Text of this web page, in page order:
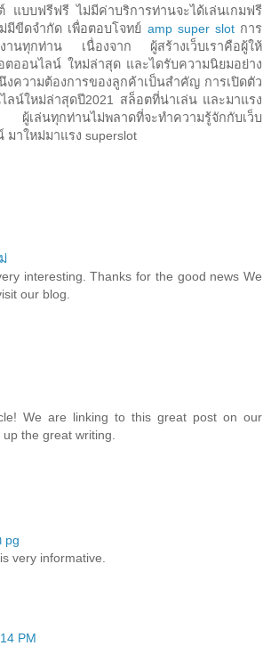
แบบฟรีฟรี ไม่มีค่าบริการท่านจะได้เล่นเกมฟรี
มีขีดจำกัด เพื่อตอบโจทย์ amp super slotการ
งานทุกท่าน เนื่องจาก ผู้สร้างเว็บเราคือผู้ให้
ตออนไลน์ ใหม่ล่าสุด และไดรับความนิยมอย่าง
งความต้องการของลูกค้าเป็นสำคัญ การเปิดตัว
ลน์ใหม่ล่าสุดปี2021 สล็อตที่น่าเล่น และมาแรง
เล่นทุกท่านไม่พลาดที่จะทำความรู้จักกับเว็บ
าใหม่มาแรง superslot
interesting. Thanks for the good news We
our blog.
We are linking to this great post on our
the great writing.
pg
very informative.
PM